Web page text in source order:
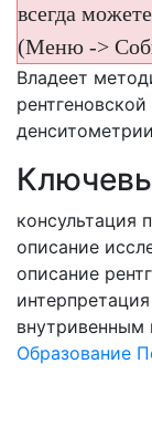
всегда
(Меню ->
Владеет
консультация
описание
описание
внутривенным
Образование